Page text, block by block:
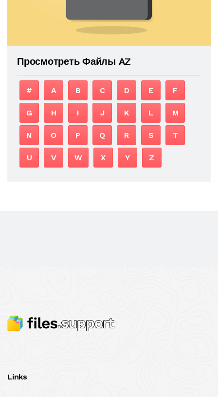
Просмотреть Файлы AZ
# A B C D E F
G H I J K L M
N O P Q R S T
U V W X Y Z
Links